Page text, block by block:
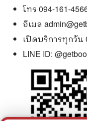
โทร 094-161-
อีเมล
เปิดบริการทุกวัน
LINE ID: